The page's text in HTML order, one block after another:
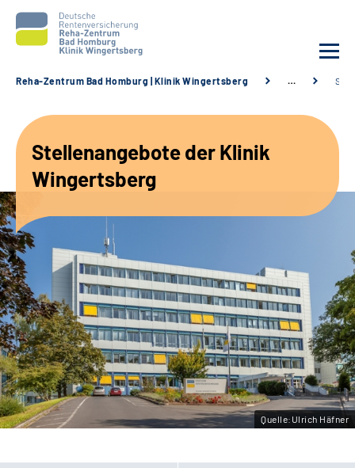
Unsere Angebote
Karriere
Sozialdienste & Zuweisende
Suche
Leichte Sprache
Gebärdensprache
Reha-Zentrum Bad Homburg | Klinik Wingertsberg …
Stellenangebote der Klinik
Wingertsberg
Quelle:Ulrich Häfner